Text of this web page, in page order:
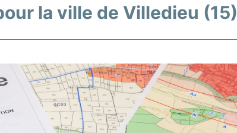
la ville de Villedieu (15)